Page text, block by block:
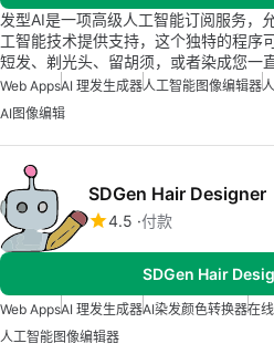
发型AI是一项高级人工智能订阅服务，
工智能技术提供支持，这个独特的程序
短发、剃光头、留胡须，或者染成您一
Web AppsAI 理发生成器人工智能图像编辑器
AI图像编辑
SDGen Hair Designer
4.5 付款
SDGen Hair
Web AppsAI 理发生成器AI染发颜色转换器在
人工智能图像编辑器